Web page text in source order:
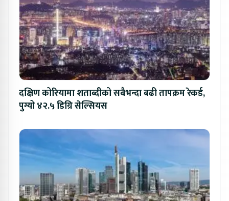
दक्षिण कोरियामा शताब्दीको सबैभन्दा बढी तापक्रम रेकर्ड,
पुग्यो ४२.५ डिग्रि सेल्सियस